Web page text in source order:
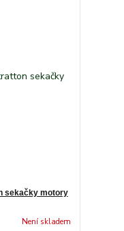
sekačky motory
Není skladem